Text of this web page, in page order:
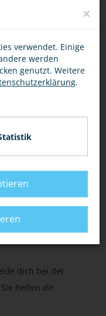
unter 110.
rufe laut um Hilfe
zu machen.
sicher bist, um
zur Schule
geht und bitte
dich bei der
helfen dir
×
verwendet. Einige
werden
genutzt. Weitere
.